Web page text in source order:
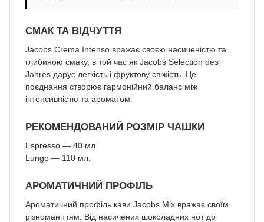
СМАК ТА ВІДЧУТТЯ
Jacobs Crema Intenso вражає своєю насиченістю та
глибиною смаку, в той час як Jacobs Selection des
Jahres дарує легкість і фруктову свіжість. Це
поєднання створює гармонійний баланс між
інтенсивністю та ароматом.
РЕКОМЕНДОВАНИЙ РОЗМІР ЧАШКИ
Espresso — 40 мл.
Lungo — 110 мл.
АРОМАТИЧНИЙ ПРОФІЛЬ
Ароматичний профіль кави Jacobs Mix вражає своїм
різноманіттям. Від насичених шоколадних нот до